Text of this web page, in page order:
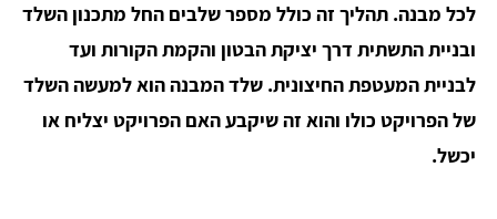
לכל מבנה. תהליך זה כולל מספר שלבים החל מתכנון השלד
ובניית התשתית דרך יציקת הבטון והקמת הקורות ועד
לבניית המעטפת החיצונית. שלד המבנה הוא למעשה השלד
של הפרויקט כולו והוא זה שיקבע האם הפרויקט יצליח או
יכשל.